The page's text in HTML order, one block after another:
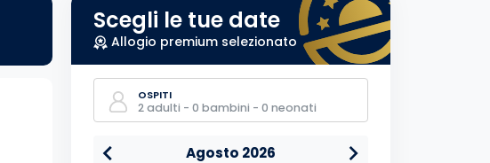
Scegli le tue date
Allogio premium selezionato
OSPITI
2 adulti - 0 bambini - 0 neonati
Agosto 2026